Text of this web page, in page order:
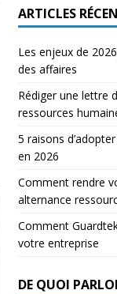
ARTICLES
Les enjeux de
des affaires
Rédiger une lettre
ressources
5 raisons
en 2026
Comment rendre
alternance
Comment
votre entreprise
DE QUOI